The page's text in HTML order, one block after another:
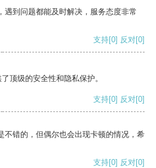
遇到问题都能及时解决，服务态度非常
支持[0] 反对[0]
顶级的安全性和隐私保护。
支持[0] 反对[0]
不错的，但偶尔也会出现卡顿的情况，希
支持[0] 反对[0]